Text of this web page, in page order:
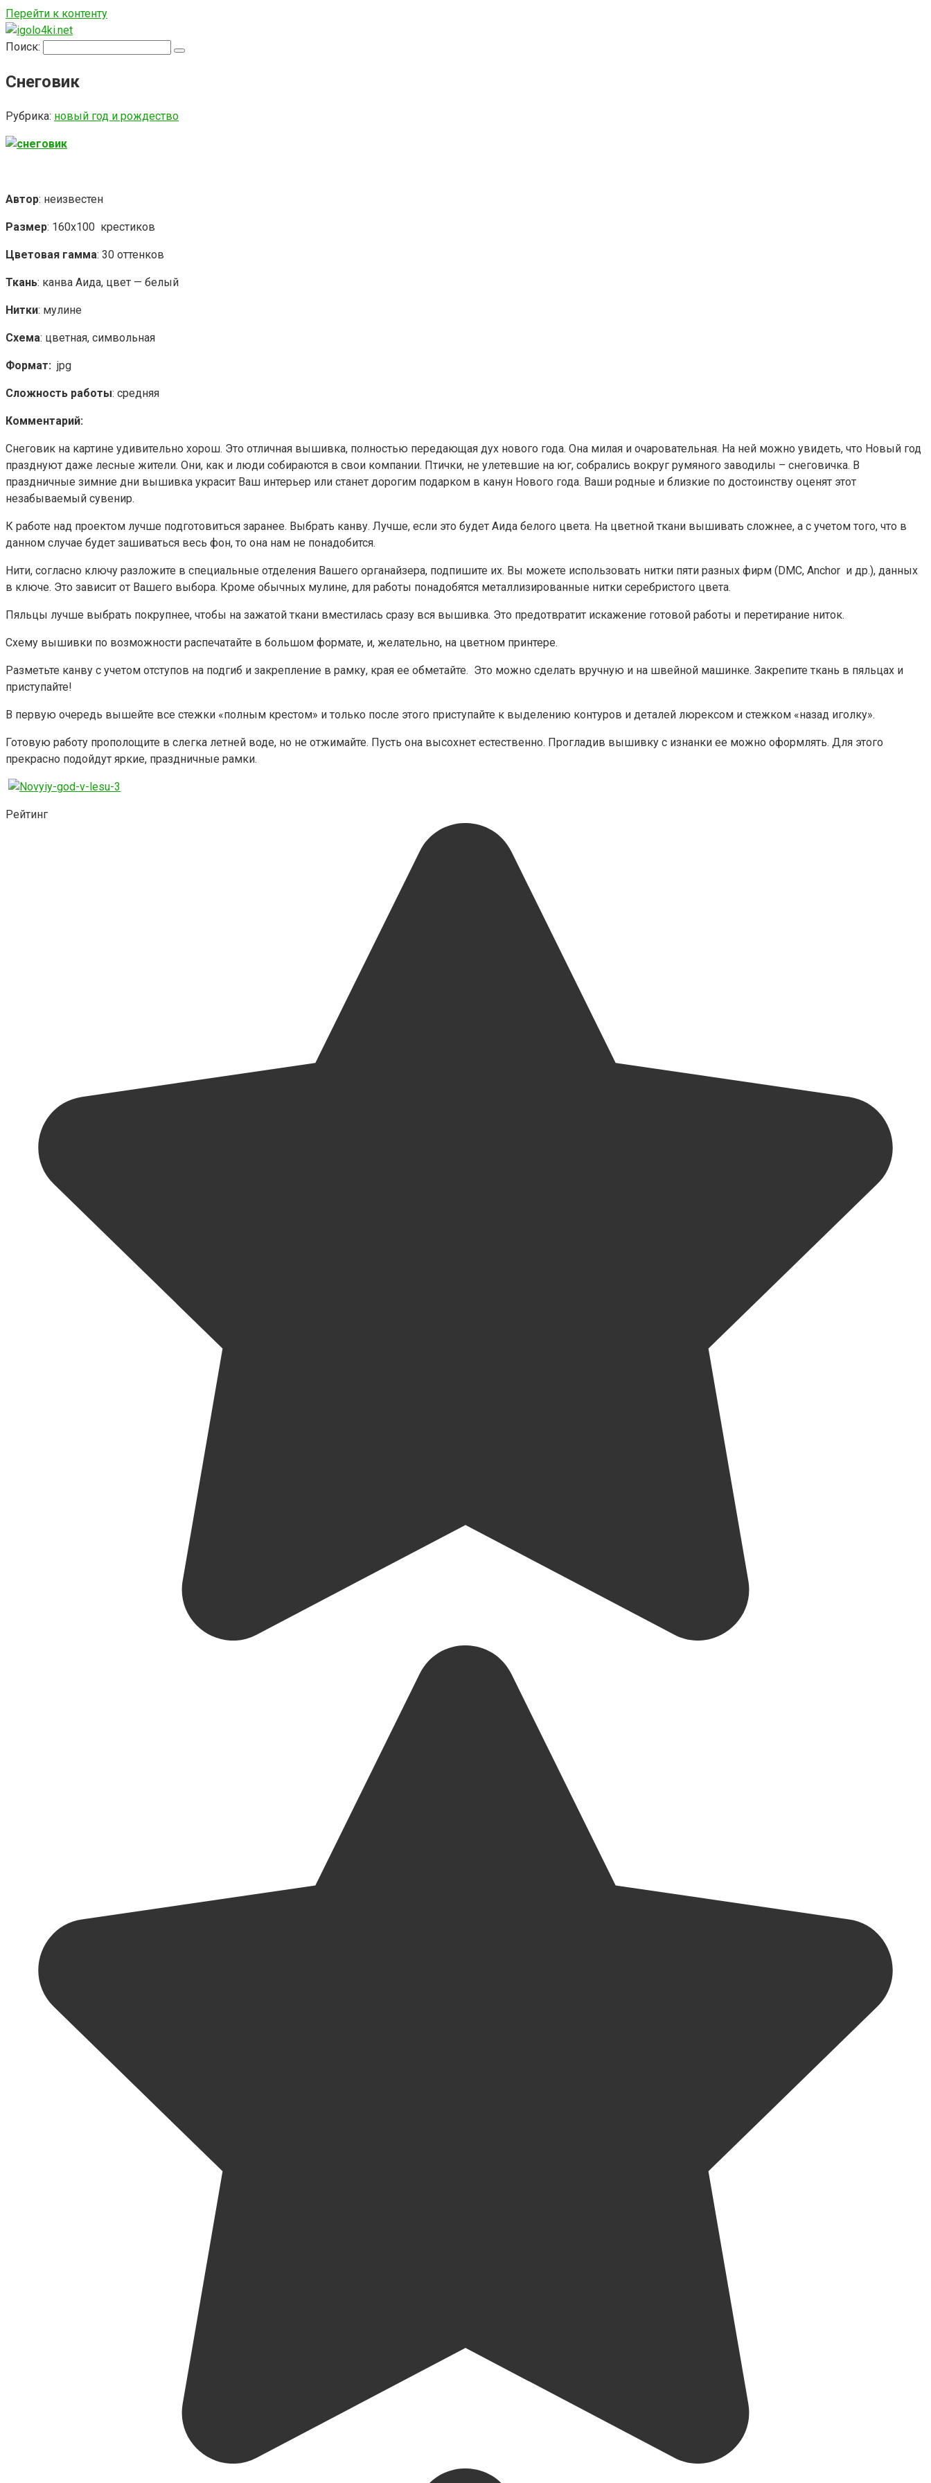
Перейти к контенту
Поиск:
Снеговик
Рубрика: новый год и рождество
Автор: неизвестен
Размер: 160х100 крестиков
Цветовая гамма: 30 оттенков
Ткань: канва Аида, цвет — белый
Нитки: мулине
Схема: цветная, символьная
Формат: jpg
Сложность работы: средняя
Комментарий:
Снеговик на картине удивительно хорош. Это отличная вышивка, полностью передающая дух нового года. Она милая и очаровательная. На ней можно увидеть, что Новый год
празднуют даже лесные жители. Они, как и люди собираются в свои компании. Птички, не улетевшие на юг, собрались вокруг румяного заводилы – снеговичка. В
праздничные зимние дни вышивка украсит Ваш интерьер или станет дорогим подарком в канун Нового года. Ваши родные и близкие по достоинству оценят этот
незабываемый сувенир.
К работе над проектом лучше подготовиться заранее. Выбрать канву. Лучше, если это будет Аида белого цвета. На цветной ткани вышивать сложнее, а с учетом того, что в
данном случае будет зашиваться весь фон, то она нам не понадобится.
Нити, согласно ключу разложите в специальные отделения Вашего органайзера, подпишите их. Вы можете использовать нитки пяти разных фирм (DMC, Anchor и др.), данных
в ключе. Это зависит от Вашего выбора. Кроме обычных мулине, для работы понадобятся металлизированные нитки серебристого цвета.
Пяльцы лучше выбрать покрупнее, чтобы на зажатой ткани вместилась сразу вся вышивка. Это предотвратит искажение готовой работы и перетирание ниток.
Схему вышивки по возможности распечатайте в большом формате, и, желательно, на цветном принтере.
Разметьте канву с учетом отступов на подгиб и закрепление в рамку, края ее обметайте. Это можно сделать вручную и на швейной машинке. Закрепите ткань в пяльцах и
приступайте!
В первую очередь вышейте все стежки «полным крестом» и только после этого приступайте к выделению контуров и деталей люрексом и стежком «назад иголку».
Готовую работу прополощите в слегка летней воде, но не отжимайте. Пусть она высохнет естественно. Прогладив вышивку с изнанки ее можно оформлять. Для этого
прекрасно подойдут яркие, праздничные рамки.
Рейтинг